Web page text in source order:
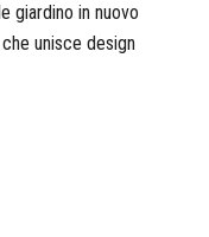
giardino in nuovo
unisce design